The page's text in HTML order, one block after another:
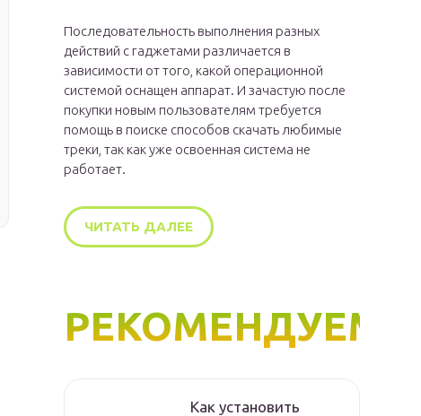
Последовательность выполнения разных
действий с гаджетами различается в
зависимости от того, какой операционной
системой оснащен аппарат. И зачастую после
покупки новым пользователям требуется
помощь в поиске способов скачать любимые
треки, так как уже освоенная система не
работает.
ЧИТАТЬ ДАЛЕЕ
РЕКОМЕНДУЕМ
Как установить